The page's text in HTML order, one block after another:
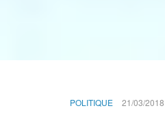
POLITIQUE 21/03/2018